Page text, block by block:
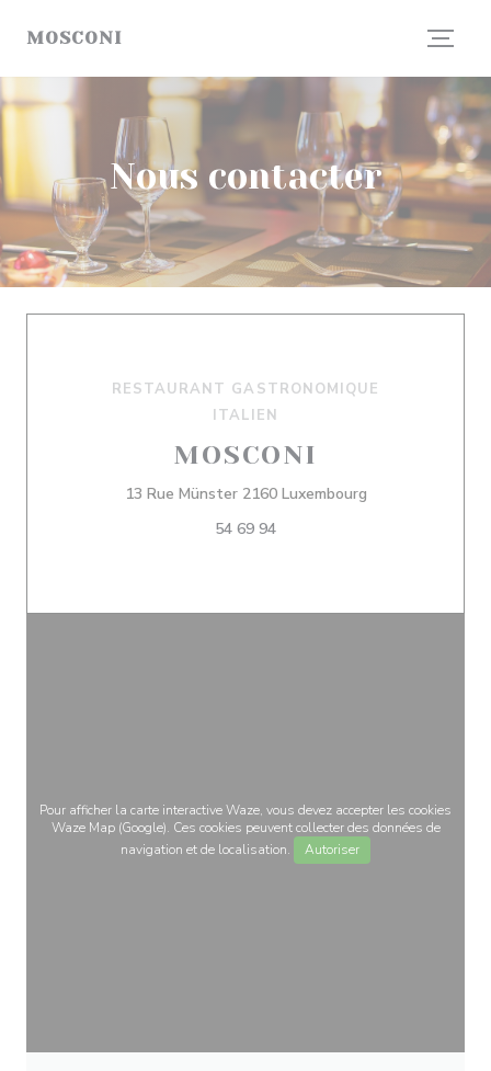
MOSCONI
Nous contacter
RESTAURANT GASTRONOMIQUE
ITALIEN
MOSCONI
13 Rue Münster 2160 Luxembourg((ouvre une
54 69 94
Pour afficher la carte interactive Waze, vous devez accepter les cookies
Waze Map (Google). Ces cookies peuvent collecter des données de
navigation et de localisation.
Autoriser